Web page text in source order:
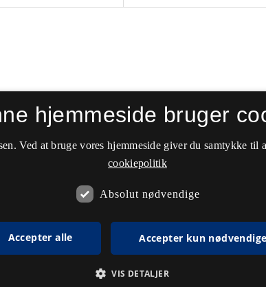
hjemmeside bruger
Ved at bruge vores hjemmeside giver du samtykke
cookiepolitik
Absolut nødvendige
Accepter alle Accepter kun nødvendige
VIS DETALJER